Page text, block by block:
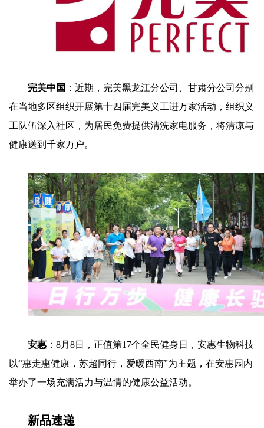
完美中国 ：近期，完美黑龙江分公司、甘肃分公司分别
在当地多区组织开展第十四届完美义工进万家活动，组织义
工队伍深入社区，为居民免费提供清洗家电服务，将清凉与
健康送到千家万户。
安惠 ：8月8日，正值第17个全民健身日，安惠生物科技
以“惠走惠健康，苏超同行，爱暖西南”为主题，在安惠园内
举办了一场充满活力与温情的健康公益活动。
新品速递